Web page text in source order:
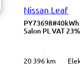
Nissan Leaf
Salon PL VAT 23%
20 396 km